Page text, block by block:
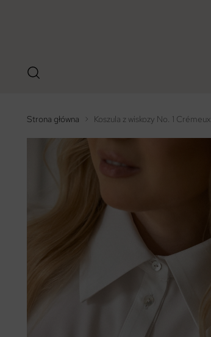
Strona główna Koszula z wiskozy No. 1 Crémeux